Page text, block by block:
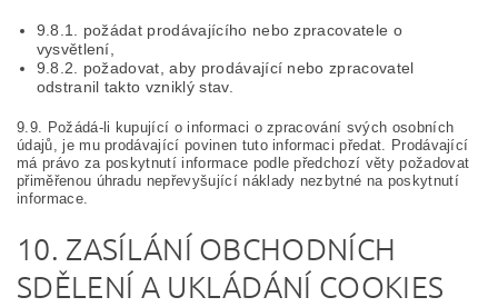
9.8.1. požádat prodávajícího nebo zpracovatele o
vysvětlení,
9.8.2. požadovat, aby prodávající nebo zpracovatel
odstranil takto vzniklý stav.
9.9. Požádá-li kupující o informaci o zpracování svých osobních
údajů, je mu prodávající povinen tuto informaci předat. Prodávající
má právo za poskytnutí informace podle předchozí věty požadovat
přiměřenou úhradu nepřevyšující náklady nezbytné na poskytnutí
informace.
10. ZASÍLÁNÍ OBCHODNÍCH
SDĚLENÍ A UKLÁDÁNÍ COOKIES